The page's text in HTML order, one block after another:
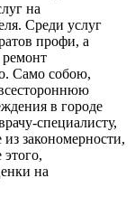
на
Среди услуг
профи, а
Само собою,
в городе
специалисту,
закономерности,
на